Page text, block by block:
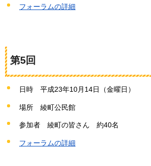
フォーラムの詳細
第5回
日時 平成23年10月14日（金曜日）
場所 綾町公民館
参加者 綾町の皆さん 約40名
フォーラムの詳細